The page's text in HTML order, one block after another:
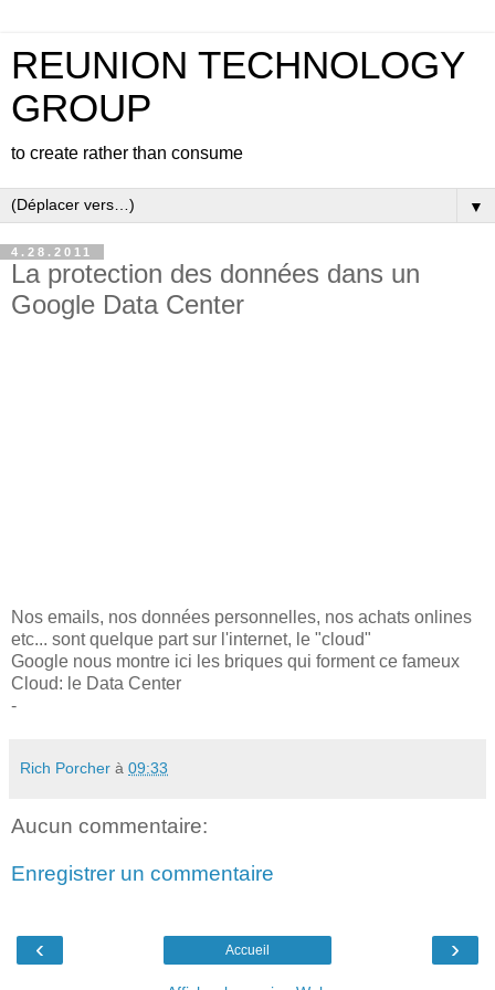
REUNION TECHNOLOGY
GROUP
to create rather than consume
▼
4.28.2011
La protection des données dans un
Google Data Center
Nos emails, nos données personnelles, nos achats onlines
etc... sont quelque part sur l'internet, le "cloud"
Google nous montre ici les briques qui forment ce fameux
Cloud: le Data Center
-
Rich Porcher à 09:33
Aucun commentaire:
Enregistrer un commentaire
‹ ›
Accueil